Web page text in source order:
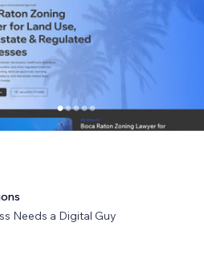
Needs a Digital Guy